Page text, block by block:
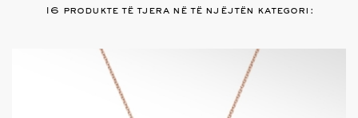
16 produkte të tjera në të njëjtën kategori: